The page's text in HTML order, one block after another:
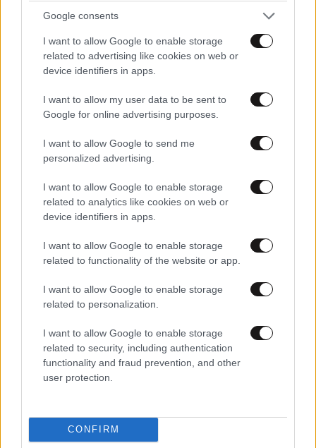
Google consents
I want to allow Google to enable storage
related to advertising like cookies on web or
device identifiers in apps.
I want to allow my user data to be sent to
Google for online advertising purposes.
I want to allow Google to send me
personalized advertising.
I want to allow Google to enable storage
related to analytics like cookies on web or
device identifiers in apps.
I want to allow Google to enable storage
related to functionality of the website or app.
I want to allow Google to enable storage
related to personalization.
I want to allow Google to enable storage
related to security, including authentication
functionality and fraud prevention, and other
user protection.
CONFIRM
Εορτολόγιο: Ποιος γιορτάζει σήμερα 9
Η δολοφονία της εγκύου Σάρον Τέιτ – Τι
απέγιναν τα μέλη της «Οικογένειας Μάνσον»;